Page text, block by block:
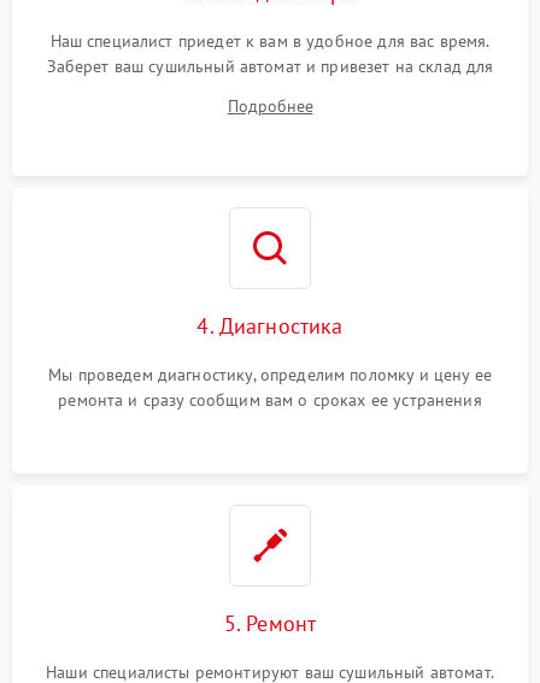
Наш специалист приедет к вам в удобное для вас время.
Заберет ваш сушильный автомат и привезет на склад для
Подробнее
4. Диагностика
Мы проведем диагностику, определим поломку и цену ее
ремонта и сразу сообщим вам о сроках ее устранения
5. Ремонт
Наши специалисты ремонтируют ваш сушильный автомат.